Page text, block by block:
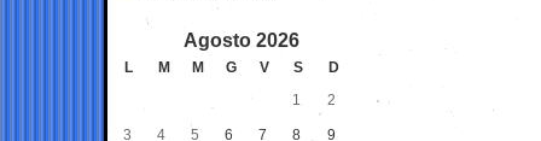
Agosto 2026
L M M G V S
D
1
2
3 4 5 6 7 8 9